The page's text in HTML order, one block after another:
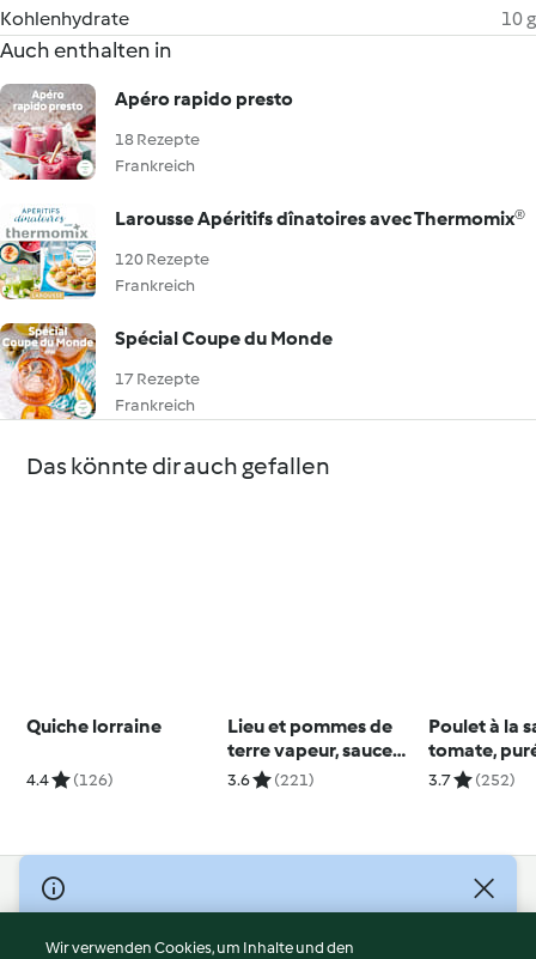
Kohlenhydrate
10 g
Auch enthalten in
Apéro rapido presto
18 Rezepte
Frankreich
Larousse Apéritifs dînatoires avec Thermomix®
120 Rezepte
Frankreich
Spécial Coupe du Monde
17 Rezepte
Frankreich
Das könnte dir auch gefallen
Quiche lorraine
4.4 (126)
Lieu et pommes de
terre vapeur, sauce
beurre blanc au
3.6 (221)
Poulet à la
tomate,
pomme de
3.7 (252)
© Copyright 2026
Nutzungsbedingungen
Wir verwenden Cookies, um Inhalte und den